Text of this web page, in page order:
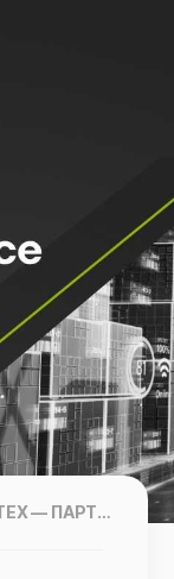
ГК ЮЗТЕХ — ПАРТНЕР ФОРСАЙТ-СЕССИИ «ИСКУССТВЕННЫЙ ИНТЕЛЛЕКТ И DATA SCIENCE В ЛОГИСТИКЕ»